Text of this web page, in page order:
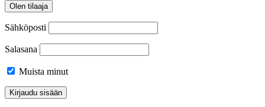
Olen tilaaja
Sähköposti
Salasana
Muista minut